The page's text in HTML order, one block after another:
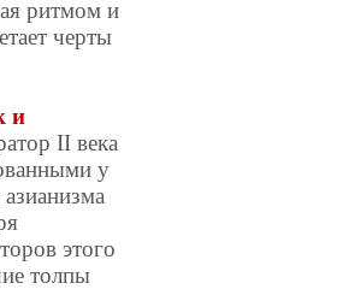
ритмом и
черты
и
II века
у
этого
толпы